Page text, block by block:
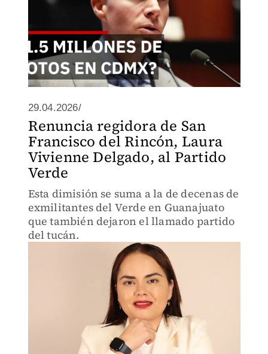
29.04.2026/
Renuncia regidora de San
Francisco del Rincón, Laura
Vivienne Delgado, al Partido
Verde
Esta dimisión se suma a la de decenas de
exmilitantes del Verde en Guanajuato
que también dejaron el llamado partido
del tucán.